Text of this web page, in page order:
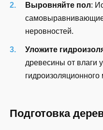
Выровняйте пол:
неровностей.
Уложите
древесины от влаги
гидроизоляционного
Подготовка